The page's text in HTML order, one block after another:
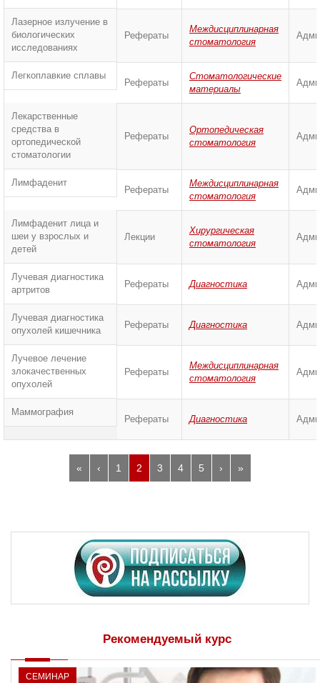
Лазерное излучение в
биологических
исследованиях
Рефераты
Междисциплинарная
стоматология
Легкоплавкие сплавы
Рефераты
Стоматологические
материалы
Лекарственные
средства в
ортопедической
стоматологии
Рефераты
Ортопедическая
стоматология
Лимфаденит
Рефераты
Междисциплинарная
стоматология
Лимфаденит лица и
шеи у взрослых и
детей
Лекции
Хирургическая
стоматология
Лучевая диагностика
артритов
Рефераты Диагностика
Лучевая диагностика
опухолей кишечника
Рефераты Диагностика
Лучевое лечение
злокачественных
опухолей
Рефераты
Междисциплинарная
стоматология
Маммография
Рефераты Диагностика
« ‹ 1 2 3 4 5 › »
Рекомендуемый курс
СЕМИНАР